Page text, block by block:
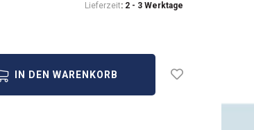
Lieferzeit: 2 - 3 Werktage
IN DEN WARENKORB